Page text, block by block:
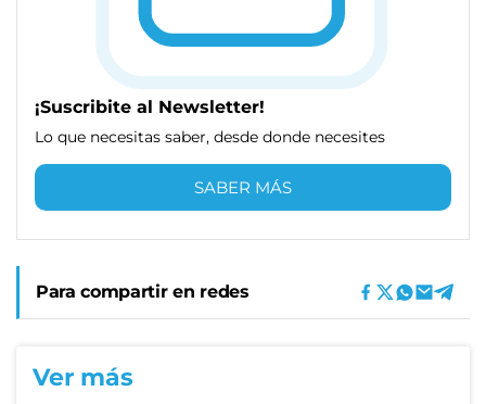
¡Suscribite al Newsletter!
Lo que necesitas saber, desde donde necesites
SABER MÁS
Para compartir en redes
Ver más